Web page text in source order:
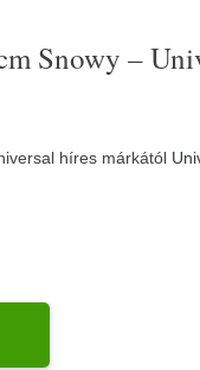
Snowy –
híres márkától